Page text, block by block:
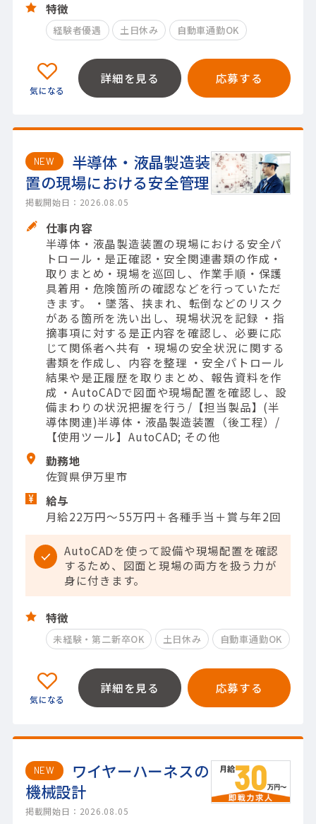
特徴
経験者優遇 土日休み 自動車通勤OK
詳細を見る 応募する
NEW
半導体・液晶製造装
置の現場における安全管理
掲載開始日：2026.08.05
仕事内容
半導体・液晶製造装置の現場における安全パ
トロール・是正確認・安全関連書類の作成・
取りまとめ・現場を巡回し、作業手順・保護
具着用・危険箇所の確認などを行っていただ
きます。 ・墜落、挟まれ、転倒などのリスク
がある箇所を洗い出し、現場状況を記録 ・指
摘事項に対する是正内容を確認し、必要に応
じて関係者へ共有 ・現場の安全状況に関する
書類を作成し、内容を整理 ・安全パトロール
結果や是正履歴を取りまとめ、報告資料を作
成 ・AutoCADで図面や現場配置を確認し、設
備まわりの状況把握を行う/【担当製品】(半
導体関連)半導体・液晶製造装置（後工程）/
【使用ツール】AutoCAD; その他
勤務地
佐賀県伊万里市
給与
月給22万円～55万円＋各種手当＋賞与年2回
AutoCADを使って設備や現場配置を確認
するため、図面と現場の両方を扱う力が
身に付きます。
特徴
未経験・第二新卒OK 土日休み 自動車通勤OK
詳細を見る 応募する
NEW
ワイヤーハーネスの
機械設計
掲載開始日：2026.08.05